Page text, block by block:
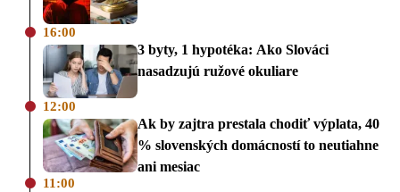
16:00
3 byty, 1 hypotéka: Ako Slováci
nasadzujú ružové okuliare
12:00
Ak by zajtra prestala chodiť výplata, 40
% slovenských domácností to neutiahne
ani mesiac
11:00